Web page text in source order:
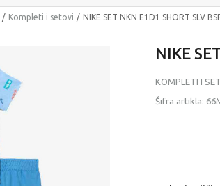
Kompleti i setovi NIKE SET NKN E1D1 SHORT SLV
NIKE
KOMPLETI I
Šifra artikla: